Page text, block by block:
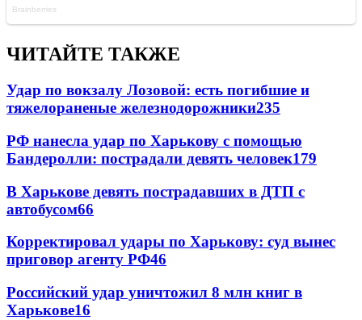
ЧИТАЙТЕ ТАКЖЕ
Удар по вокзалу Лозовой: есть погибшие и
тяжелораненые железнодорожники235
РФ нанесла удар по Харькову с помощью
Бандеролли: пострадали девять человек179
В Харькове девять пострадавших в ДТП с
автобусом66
Корректировал удары по Харькову: суд вынес
приговор агенту РФ46
Российский удар уничтожил 8 млн книг в
Харькове16